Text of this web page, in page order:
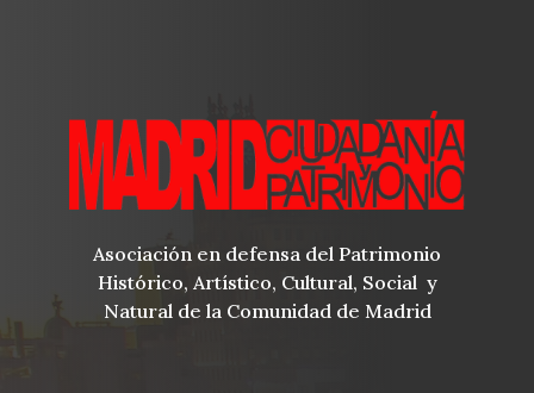
Asociación en defensa del Patrimonio
Histórico, Artístico, Cultural, Social y
Natural de la Comunidad de Madrid